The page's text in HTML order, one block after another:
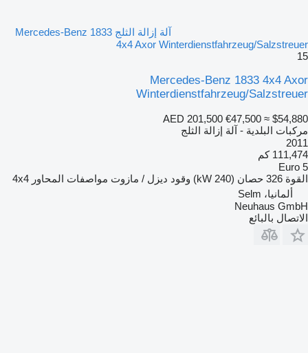
آلة إزالة الثلج Mercedes-Benz 1833
4x4 Axor Winterdienstfahrzeug/Salzstreuer
15
Mercedes-Benz 1833 4x4 Axor
Winterdienstfahrzeug/Salzstreuer
AED 201,500 €47,500 ≈ $54,880
مركبات البلدية - آلة إزالة الثلج
2011
111,474 كم
Euro 5
القوة 326 حصان (240 kW) وقود ديزل / مازوت مواصفات المحاور 4x4
ألمانيا، Selm
Neuhaus GmbH
الاتصال بالبائع